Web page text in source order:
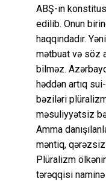
ABŞ-ın
edilib. Onun
haqqındadır.
mətbuat və söz
bilməz.
həddən artıq
bəziləri
məsuliyyətsiz
Amma
məntiq,
Plüralizm
tərəqqisi